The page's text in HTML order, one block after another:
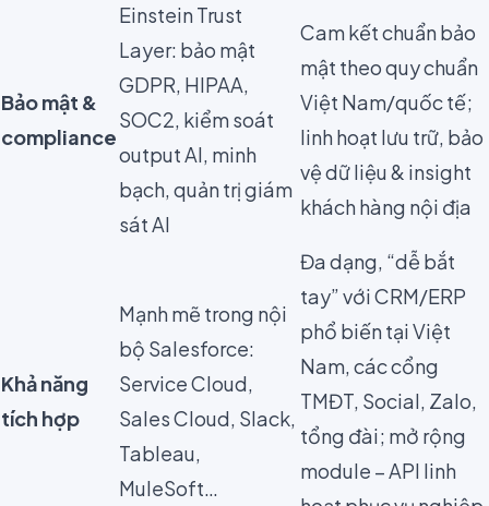
Bảo mật &
compliance
Einstein Trust
Layer: bảo mật
GDPR, HIPAA,
SOC2, kiểm soát
output AI, minh
bạch, quản trị giám
sát AI
Cam kết chuẩn bảo
mật theo quy chuẩn
Việt Nam/quốc tế;
linh hoạt lưu trữ, bảo
vệ dữ liệu & insight
khách hàng nội địa
Khả năng
tích hợp
Mạnh mẽ trong nội
bộ Salesforce:
Service Cloud,
Sales Cloud, Slack,
Tableau,
MuleSoft…
Đa dạng, “dễ bắt
tay” với CRM/ERP
phổ biến tại Việt
Nam, các cổng
TMĐT, Social, Zalo,
tổng đài; mở rộng
module – API linh